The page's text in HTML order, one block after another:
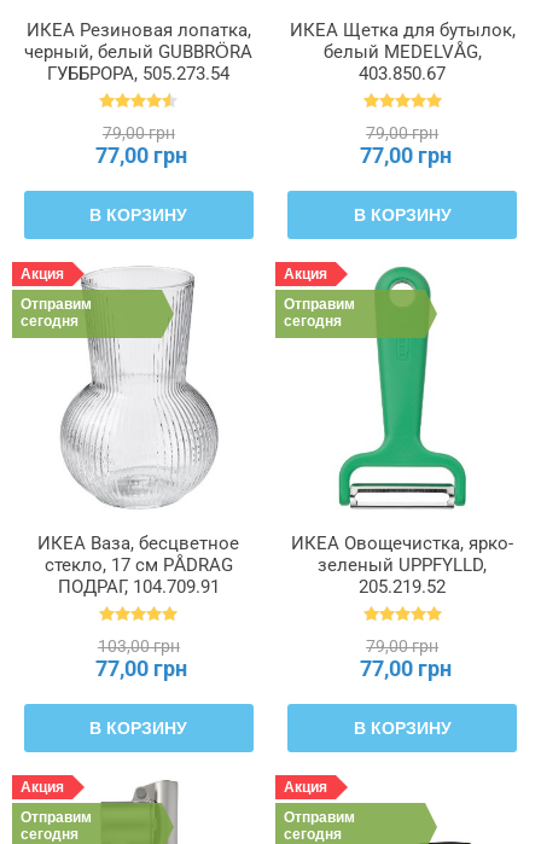
ИКЕА Резиновая лопатка,
черный, белый GUBBRÖRA
ГУББРОРА, 505.273.54
79,00 грн
77,00 грн
В КОРЗИНУ
ИКЕА Щетка для бутылок,
белый MEDELVÅG,
403.850.67
79,00 грн
77,00 грн
В КОРЗИНУ
Акция
Отправим
сегодня
ИКЕА Ваза, бесцветное
стекло, 17 см PÅDRAG
ПОДРАГ, 104.709.91
103,00 грн
77,00 грн
В КОРЗИНУ
Акция
Отправим
сегодня
ИКЕА Овощечистка, ярко-
зеленый UPPFYLLD,
205.219.52
79,00 грн
77,00 грн
В КОРЗИНУ
Акция
Отправим
сегодня
Акция
Отправим
сегодня